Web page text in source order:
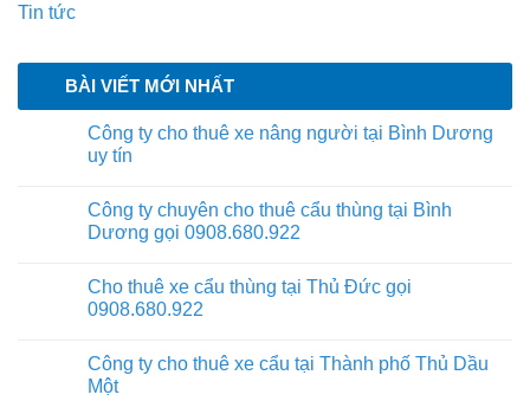
Tin tức
BÀI VIẾT MỚI NHẤT
Công ty cho thuê xe nâng người tại Bình Dương
uy tín
Công ty chuyên cho thuê cẩu thùng tại Bình
Dương gọi 0908.680.922
Cho thuê xe cẩu thùng tại Thủ Đức gọi
0908.680.922
Công ty cho thuê xe cẩu tại Thành phố Thủ Dầu
Một